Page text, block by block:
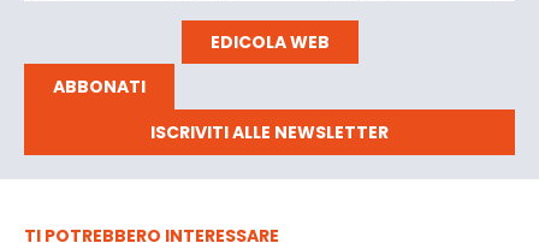
EDICOLA WEB
ABBONATI
ISCRIVITI ALLE NEWSLETTER
TI POTREBBERO INTERESSARE